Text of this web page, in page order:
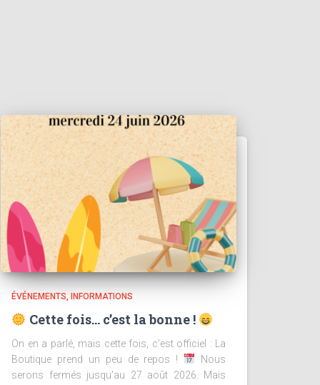
ÉVÉNEMENTS INFORMATIONS
Cette fois… c’est la bonne !
On en a parlé, mais cette fois, c’est officiel : La
Boutique prend un peu de repos !
Nous
serons fermés jusqu’au 27 août 2026. Mais